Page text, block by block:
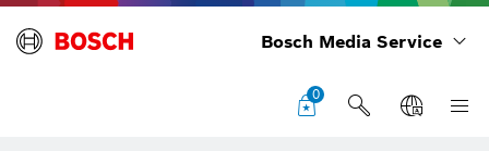
Bosch Media Service
0